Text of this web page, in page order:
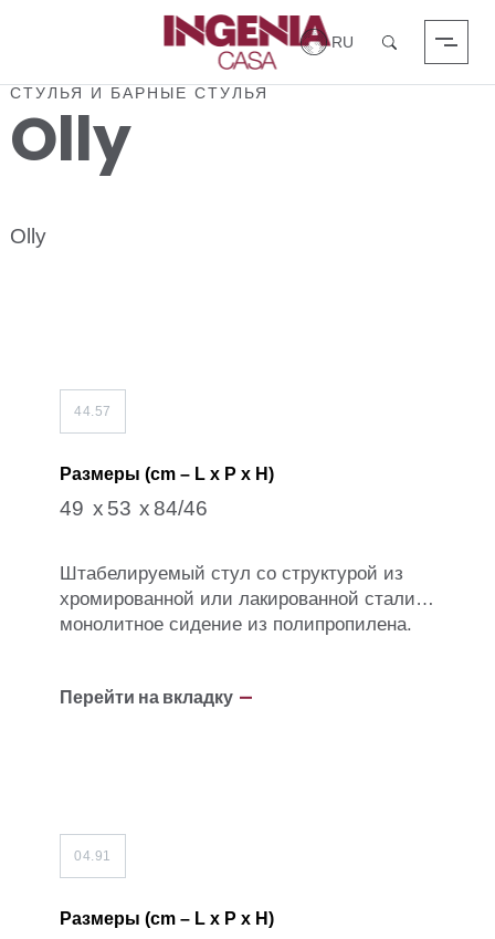
Поиск
Вход в систему
СТУЛЬЯ И БАРНЫЕ СТУЛЬЯ
Olly
Olly
44.57
Размеры (cm – L x P x H)
49 53 84/46
Штабелируемый стул со структурой из
хромированной или лакированной стали,
монолитное сидение из полипропилена.
Перейти на вкладку
04.91
Размеры (cm – L x P x H)